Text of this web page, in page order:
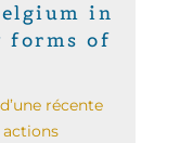
in
forms of
récente
actions